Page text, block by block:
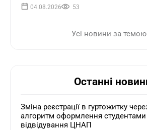
документів ще не оприлюднені
04.08.2026 53
Усі новини за темою
Останні
Зміна реєстрації в гуртожитку
алгоритм оформлення студентами
відвідування ЦНАП